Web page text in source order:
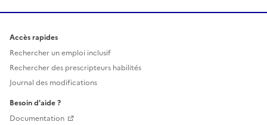
Accès rapides
Rechercher un emploi inclusif
Rechercher des prescripteurs habilités
Journal des modifications
Besoin d'aide ?
Documentation